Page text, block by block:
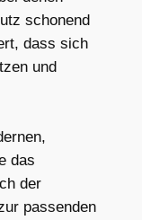
schonend
dass sich
und
das
der
passenden